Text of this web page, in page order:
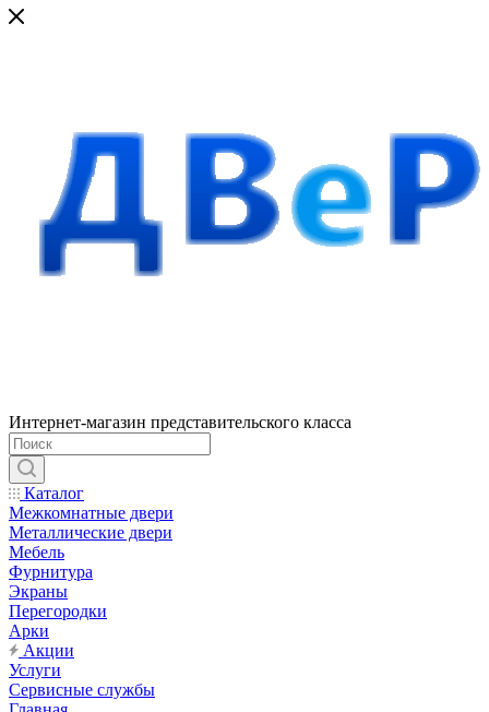
Интернет-магазин представительского класса
Каталог
Межкомнатные двери
Металлические двери
Мебель
Фурнитура
Экраны
Перегородки
Арки
Акции
Услуги
Сервисные службы